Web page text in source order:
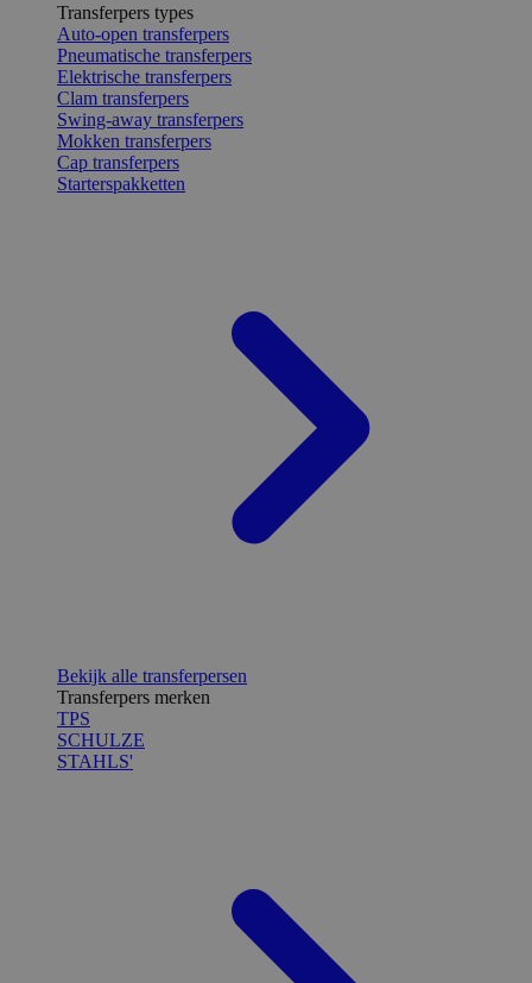
Transferpers types
Auto-open transferpers
Pneumatische transferpers
Elektrische transferpers
Clam transferpers
Swing-away transferpers
Mokken transferpers
Cap transferpers
Starterspakketten
Bekijk alle transferpersen
Transferpers merken
TPS
SCHULZE
STAHLS'